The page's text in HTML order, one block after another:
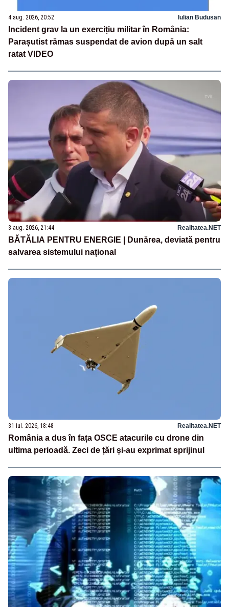
4 aug. 2026, 20:52 Iulian Budusan
Incident grav la un exercițiu militar în România:
Parașutist rămas suspendat de avion după un salt
ratat VIDEO
3 aug. 2026, 21:44 Realitatea.NET
BĂTĂLIA PENTRU ENERGIE | Dunărea, deviată pentru
salvarea sistemului național
31 iul. 2026, 18:48 Realitatea.NET
România a dus în fața OSCE atacurile cu drone din
ultima perioadă. Zeci de țări și-au exprimat sprijinul